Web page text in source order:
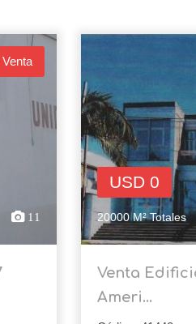
Venta
11
USD 0
20000 M² Totales
Venta
Ameri...